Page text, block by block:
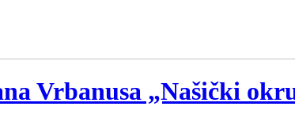
Vrbanusa „Našički